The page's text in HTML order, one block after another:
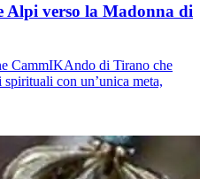
verso la Madonna di
CammIKAndo di Tirano che
con un’unica meta,